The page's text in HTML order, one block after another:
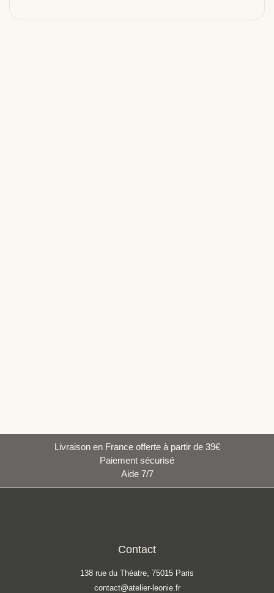
Livraison en France offerte à partir de 39€
Paiement sécurisé
Aide 7/7
Contact
138 rue du Théatre, 75015 Paris
contact@atelier-leonie.fr